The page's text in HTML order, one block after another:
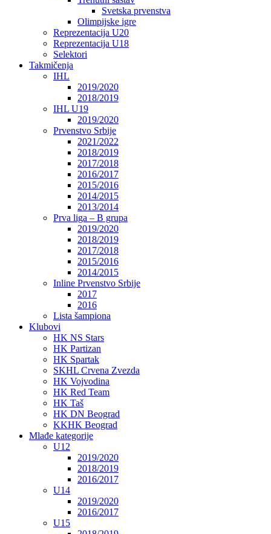
Svetska prvenstva
Olimpijske igre
Reprezentacija U20
Reprezentacija U18
Selektori
Takmičenja
IHL
2019/2020
2018/2019
IHL U19
2019/2020
Prvenstvo Srbije
2021/2022
2018/2019
2017/2018
2016/2017
2015/2016
2014/2015
2013/2014
Prva liga – B grupa
2019/2020
2018/2019
2017/2018
2015/2016
2014/2015
Inline Prvenstvo Srbije
2017
2016
Lista šampiona
Klubovi
HK NS Stars
HK Partizan
HK Spartak
SKHL Crvena Zvezda
HK Vojvodina
HK Red Team
HK Taš
HK DN Beograd
KKHK Beograd
Mlađe kategorije
U12
2019/2020
2018/2019
2016/2017
U14
2019/2020
2016/2017
U15